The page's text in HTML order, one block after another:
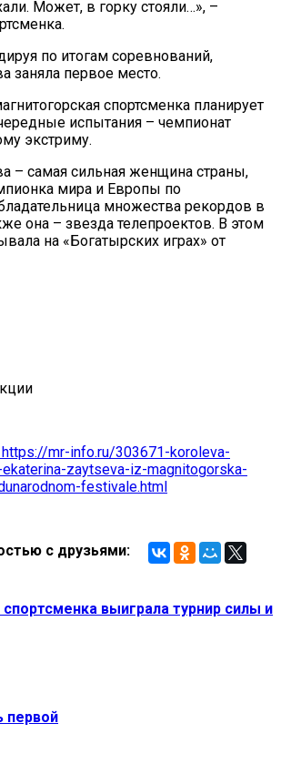
Может, в горку стояли…», –
по итогам соревнований,
заняла первое место.
спортсменка планирует
испытания – чемпионат
экстриму.
– самая сильная женщина страны,
мира и Европы по
множества рекордов в
она – звезда телепроектов. В этом
на «Богатырских играх» от
mr-info.ru/303671-koroleva-
zaytseva-iz-magnitogorska-
festivale.html
с друзьями:
выиграла турнир силы и
первой